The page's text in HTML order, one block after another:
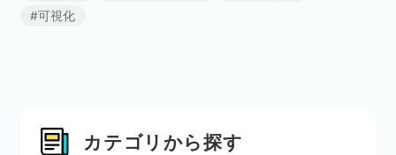
可視化
カテゴリから探す